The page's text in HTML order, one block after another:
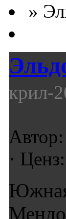
»
крил-
Автор:
·